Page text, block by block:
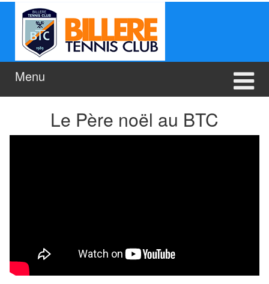
principal
Menu
Le Père noël au BTC